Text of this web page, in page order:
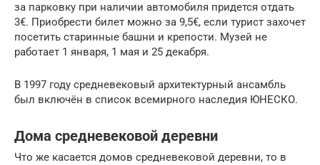
за парковку при наличии автомобиля придется отдать
3€. Приобрести билет можно за 9,5€, если турист захочет
посетить старинные башни и крепости. Музей не
работает 1 января, 1 мая и 25 декабря.
В 1997 году средневековый архитектурный ансамбль
был включён в список всемирного наследия ЮНЕСКО.
Дома средневековой деревни
Что же касается домов средневековой деревни, то в